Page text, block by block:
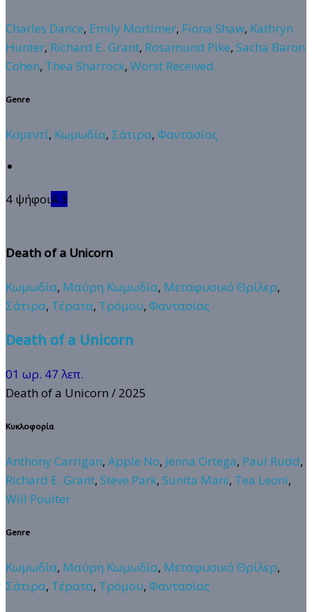
Charles Dance, Emily Mortimer, Fiona Shaw, Kathryn
Hunter, Richard E. Grant, Rosamund Pike, Sacha Baron
Cohen, Thea Sharrock, Worst Received
Genre
Κομεντί, Κωμωδία, Σάτιρα, Φαντασίας
4 ψήφοι4.3
Death of a Unicorn
Κωμωδία, Μαύρη Κωμωδία, Μεταφυσικό Θρίλερ,
Σάτιρα, Τέρατα, Τρόμου, Φαντασίας
Death of a Unicorn
01 ωρ. 47 λεπ.
Death of a Unicorn / 2025
Κυκλοφορία
Anthony Carrigan, Apple No, Jenna Ortega, Paul Rudd,
Richard E. Grant, Steve Park, Sunita Mani, Tea Leoni,
Will Poulter
Genre
Κωμωδία, Μαύρη Κωμωδία, Μεταφυσικό Θρίλερ,
Σάτιρα, Τέρατα, Τρόμου, Φαντασίας